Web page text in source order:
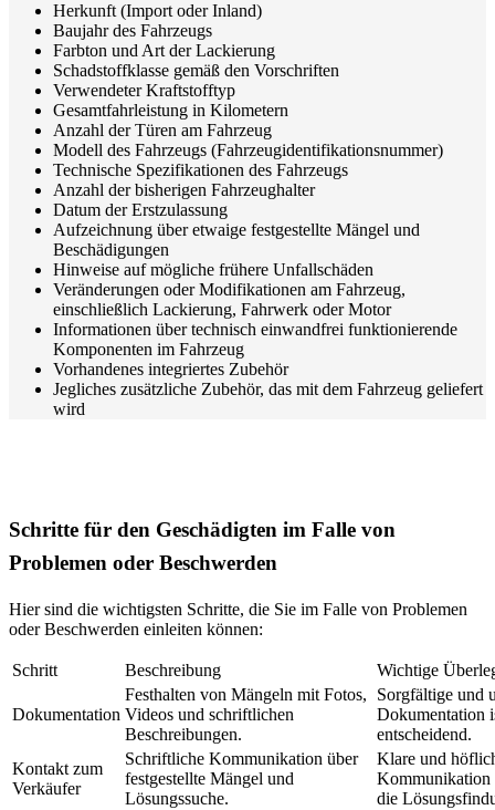
Herkunft (Import oder Inland)
Baujahr des Fahrzeugs
Farbton und Art der Lackierung
Schadstoffklasse gemäß den Vorschriften
Verwendeter Kraftstofftyp
Gesamtfahrleistung in Kilometern
Anzahl der Türen am Fahrzeug
Modell des Fahrzeugs (Fahrzeugidentifikationsnummer)
Technische Spezifikationen des Fahrzeugs
Anzahl der bisherigen Fahrzeughalter
Datum der Erstzulassung
Aufzeichnung über etwaige festgestellte Mängel und
Beschädigungen
Hinweise auf mögliche frühere Unfallschäden
Veränderungen oder Modifikationen am Fahrzeug,
einschließlich Lackierung, Fahrwerk oder Motor
Informationen über technisch einwandfrei funktionierende
Komponenten im Fahrzeug
Vorhandenes integriertes Zubehör
Jegliches zusätzliche Zubehör, das mit dem Fahrzeug geliefert
wird
Schritte für den Geschädigten im Falle von
Problemen oder Beschwerden
Hier sind die wichtigsten Schritte, die Sie im Falle von Problemen
oder Beschwerden einleiten können:
Schritt Beschreibung Wichtige
Dokumentation
Festhalten von Mängeln mit Fotos,
Videos und schriftlichen
Beschreibungen.
Sorgfältige und
Dokumentation
entscheidend.
Kontakt zum
Verkäufer
Schriftliche Kommunikation über
festgestellte Mängel und
Lösungssuche.
Klare und
Kommunikation
die